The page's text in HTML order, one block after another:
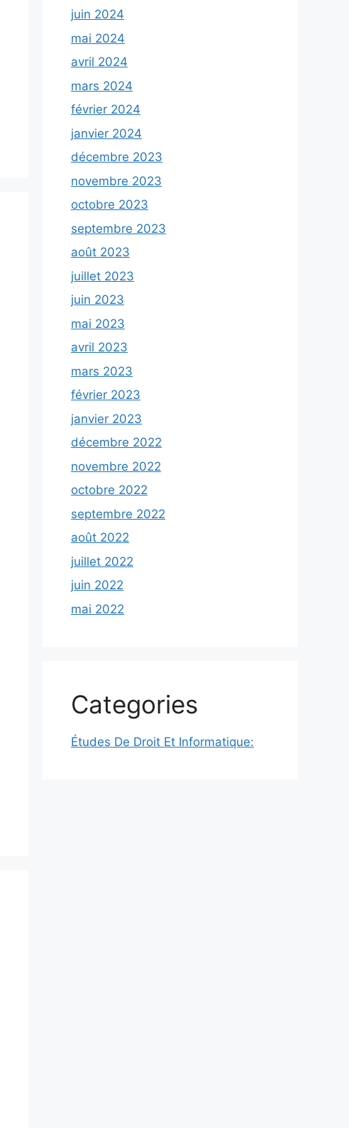
juin 2024
mai 2024
avril 2024
mars 2024
février 2024
janvier 2024
décembre 2023
novembre 2023
octobre 2023
septembre 2023
août 2023
juillet 2023
juin 2023
mai 2023
avril 2023
mars 2023
février 2023
janvier 2023
décembre 2022
novembre 2022
octobre 2022
septembre 2022
août 2022
juillet 2022
juin 2022
mai 2022
Categories
Études De Droit Et Informatique: